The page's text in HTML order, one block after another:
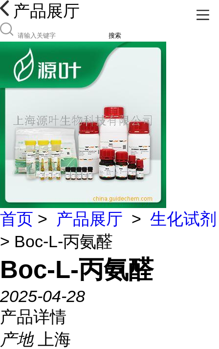
产品展厅
搜索
首页 > 产品展厅 > 生化试剂
> Boc-L-丙氨醛
Boc-L-丙氨醛
2025-04-28
产品详情
产地
上海